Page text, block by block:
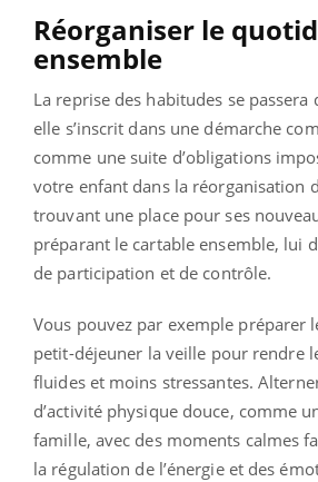
Réorganiser le
ensemble
La reprise des habitudes se passera
elle s’inscrit dans une démarche
comme une suite d’obligations
votre enfant dans la réorganisation
trouvant une place pour ses
préparant le cartable ensemble, lui
de participation et de contrôle.
Vous pouvez par exemple préparer
petit-déjeuner la veille pour rendre
fluides et moins stressantes.
d’activité physique douce, comme
famille, avec des moments calmes
la régulation de l’énergie et des